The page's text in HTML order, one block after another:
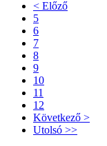
< Előző
5
6
7
8
9
10
11
12
Következő >
Utolsó >>